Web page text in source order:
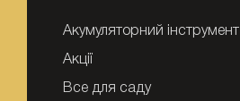
Акумуляторний інструмент
Акції
Все для саду